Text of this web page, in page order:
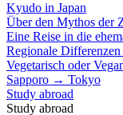
Kyudo in Japan
Über den Mythos der
Eine Reise in die
Regionale
Vegetarisch oder
Sapporo → Tokyo
Study abroad
Study abroad